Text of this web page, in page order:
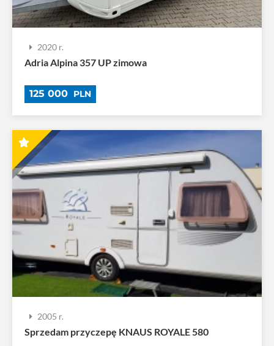
2020 r.
Adria Alpina 357 UP zimowa
125 000 PLN
2005 r.
Sprzedam przyczepę KNAUS ROYALE 580